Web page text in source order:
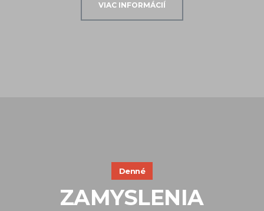
VIAC INFORMÁCIÍ
Denné
ZAMYSLENIA